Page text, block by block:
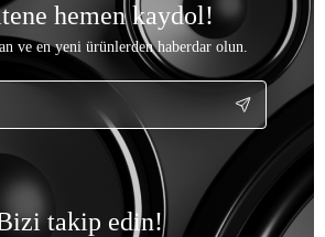
hemen kaydol!
ve en yeni ürünlerden haberdar olun.
takip edin!